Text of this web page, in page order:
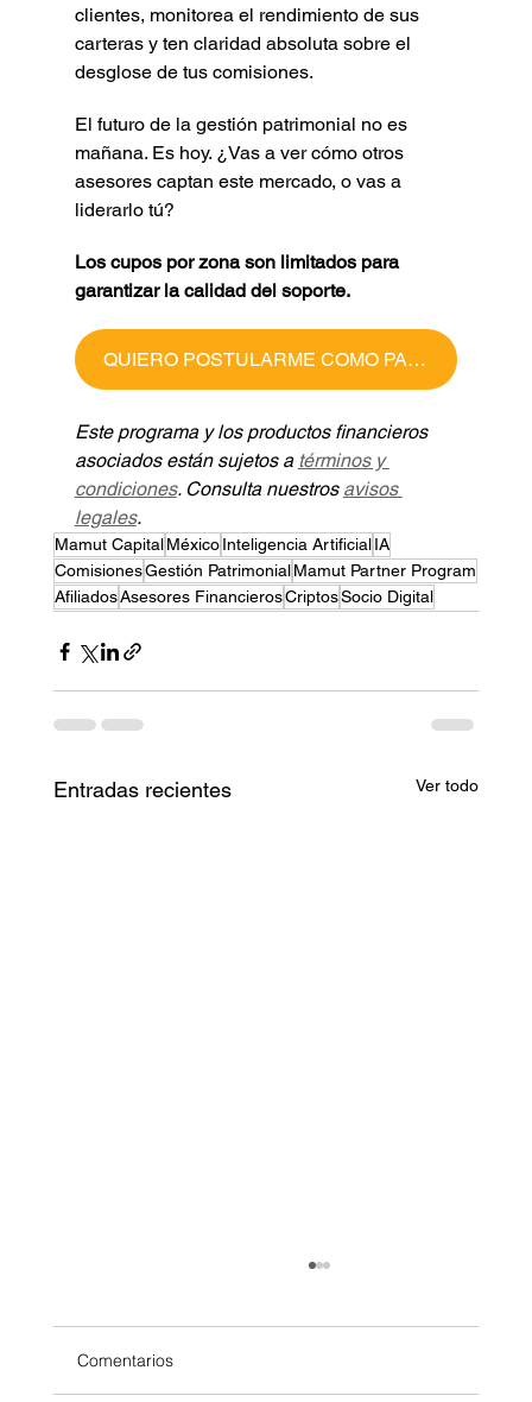
clientes, monitorea el rendimiento de sus
carteras y ten claridad absoluta sobre el
desglose de tus comisiones.
El futuro de la gestión patrimonial no es
mañana. Es hoy. ¿Vas a ver cómo otros
asesores captan este mercado, o vas a
liderarlo tú?
Los cupos por zona son limitados para
garantizar la calidad del soporte.
QUIERO POSTULARME COMO PARTNER
Este programa y los productos financieros
asociados están sujetos a términos y
condiciones. Consulta nuestros avisos
legales.
Mamut Capital México Inteligencia Artificial IA
ComisionesGestión Patrimonial Mamut Partner Program
AfiliadosAsesores FinancierosCriptosSocio Digital
Entradas recientes Ver todo
Comentarios